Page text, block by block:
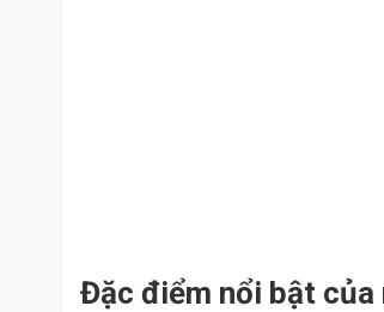
Đặc điểm nổi bật của